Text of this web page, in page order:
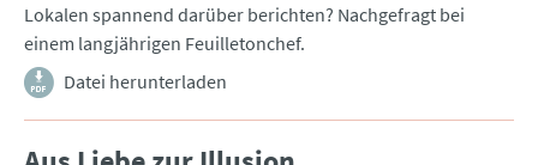
Lokalen spannend darüber berichten? Nachgefragt bei
einem langjährigen Feuilletonchef.
Datei herunterladen